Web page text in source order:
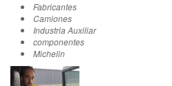
Fabricantes
Camiones
Industria Auxiliar
componentes
Michelin